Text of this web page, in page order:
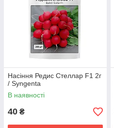
Насіння Редис Стеллар F1 2г
/ Syngenta
В наявності
40 ₴